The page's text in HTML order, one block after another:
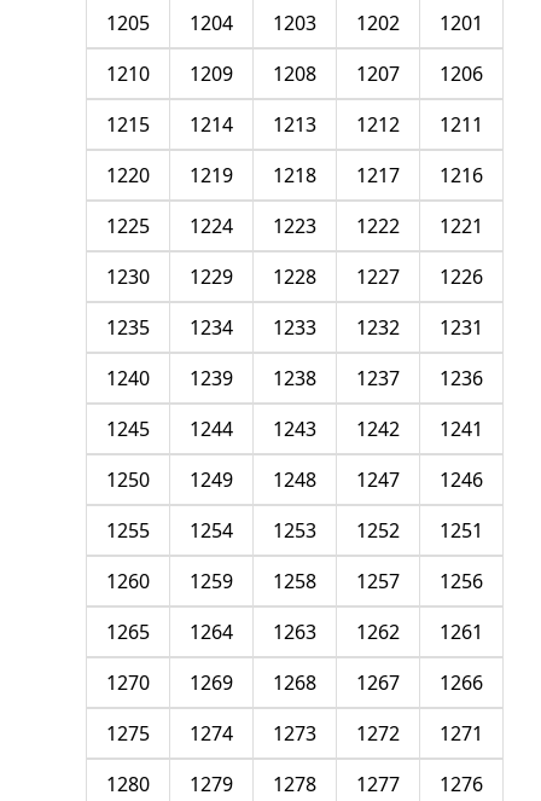
1201
1202
1203
1204
1205
1206
1207
1208
1209
1210
1211
1212
1213
1214
1215
1216
1217
1218
1219
1220
1221
1222
1223
1224
1225
1226
1227
1228
1229
1230
1231
1232
1233
1234
1235
1236
1237
1238
1239
1240
1241
1242
1243
1244
1245
1246
1247
1248
1249
1250
1251
1252
1253
1254
1255
1256
1257
1258
1259
1260
1261
1262
1263
1264
1265
1266
1267
1268
1269
1270
1271
1272
1273
1274
1275
1276
1277
1278
1279
1280